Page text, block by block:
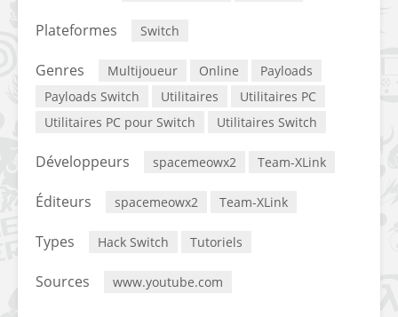
Plateformes Switch
Genres Multijoueur Online
Payloads
Payloads Switch
Utilitaires
Utilitaires PC
Utilitaires PC pour Switch
Utilitaires Switch
Développeurs spacemeowx2 Team-XLink
Éditeurs spacemeowx2 Team-XLink
Types Hack Switch Tutoriels
Sources www.youtube.com